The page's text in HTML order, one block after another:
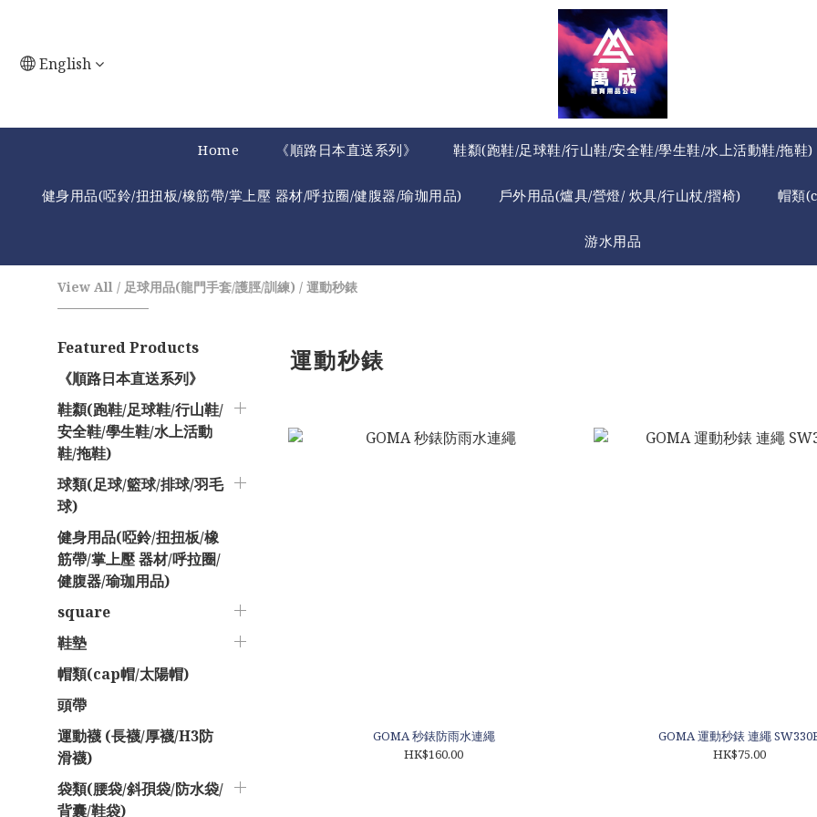
English
Home 《順路日本直送系列》 鞋纇(跑鞋/足球鞋/行山鞋/安全鞋/學生鞋/水上活動鞋/拖鞋)
健身用品(啞鈴/扭扭板/橡筋帶/掌上壓 器材/呼拉圈/健腹器/瑜珈用品) 戶外用品(爐具/營燈/ 炊具/行山杖/摺椅) 帽類
游水用品
View All / 足球用品(龍門手套/護脛/訓練) / 運動秒錶
Featured Products
《順路日本直送系列》
鞋纇(跑鞋/足球鞋/行山鞋/
安全鞋/學生鞋/水上活動
鞋/拖鞋)
球類(足球/籃球/排球/羽毛
球)
健身用品(啞鈴/扭扭板/橡
筋帶/掌上壓 器材/呼拉圈/
健腹器/瑜珈用品)
square
鞋墊
帽類(cap帽/太陽帽)
頭帶
運動襪 (長襪/厚襪/H3防
滑襪)
袋類(腰袋/斜孭袋/防水袋/
背囊/鞋袋)
運動秒錶
GOMA 秒錶防雨水連繩
HK$160.00
GOMA 運動秒錶 連繩
HK$75.00